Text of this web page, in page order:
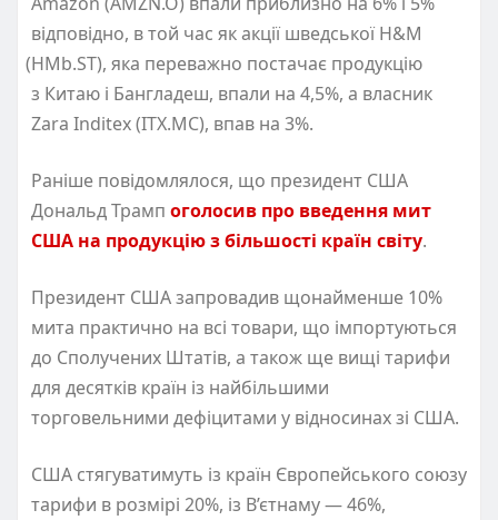
відповідно, в той час як акції шведської H&M
(HMb.ST), яка переважно постачає продукцію
з Китаю і Бангладеш, впали на 4,5%, а власник
Zara Inditex(ITX.MC), впав на 3%.
Раніше повідомлялося, що президент США
Дональд Трамп оголосив про введення мит
США на продукцію з більшості країн світу.
Президент США запровадив щонайменше 10%
мита практично на всі товари, що імпортуються
до Сполучених Штатів, а також ще вищі тарифи
для десятків країн із найбільшими
торговельними дефіцитами у відносинах зі США.
США стягуватимуть із країн Європейського союзу
тарифи в розмірі 20%, із В’єтнаму — 46%,